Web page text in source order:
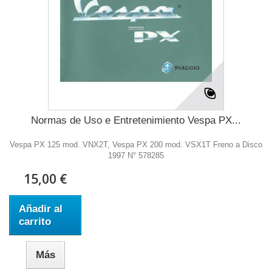
Normas de Uso e Entretenimiento Vespa PX...
Vespa PX 125 mod. VNX2T, Vespa PX 200 mod. VSX1T Freno a Disco
1997 N° 578285
15,00 €
Añadir al
carrito
Más